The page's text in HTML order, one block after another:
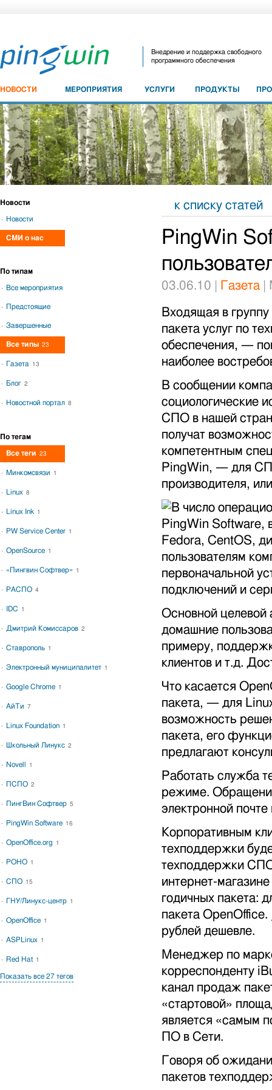
Внедрение и поддержка свободного
программного обеспечения
НОВОСТИ МЕРОПРИЯТИЯ УСЛУГИ ПРОДУКТЫ
к списку статей
PingWin
03.06.10 | Газета |
Входящая в
пакета услуг по
обеспечения, —
наиболее
В сообщении
социологические
СПО в нашей
получат
компетентным
PingWin, — для
производителя,
В число
PingWin Software,
Fedora, CentOS,
пользователям
первоначальной
подключений и
Основной целевой
домашние
примеру,
клиентов и т.д.
Что касается
пакета, — для
возможность
пакета, его
предлагают
Работать служба
режиме.
электронной
Корпоративным
техподдержки
техподдержки
интернет-
годичных пакета:
пакета OpenOffice.
рублей дешевле.
Менеджер по
корреспонденту
канал продаж
«стартовой»
является «самым
ПО в Сети.
Говоря об
пакетов
Новости
Новости
СМИ о нас
По типам
Все мероприятия
Предстоящие
Завершенные
Все типы 23
Газета 13
Блог 2
Новостной портал 8
По тегам
Все теги 23
Минкомсвязи 1
Linux 8
Linux Ink 1
PW Service Center 1
OpenSource 1
«Пингвин Софтвер» 1
РАСПО 4
IDC 1
Дмитрий Комиссаров 2
Ставрополь 1
Электронный муниципалитет 1
Google Chrome 1
АйТи 7
Linux Foundation 1
Школьный Линукс 2
Novell 1
ПСПО 2
ПингВин Софтвер 5
PingWin Software 16
OpenOffice.org 1
РОНО 1
СПО 15
ГНУ/Линукс-центр 1
OpenOffice 1
ASPLinux 1
Red Hat 1
Показать все 27 тегов